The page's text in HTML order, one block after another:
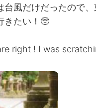
台風だけだったので
きたい！🥺
right ! I was